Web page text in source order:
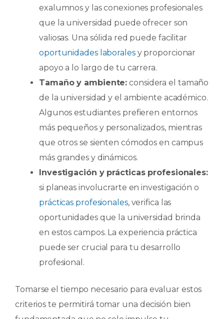
exalumnos y las conexiones profesionales
que la universidad puede ofrecer son
valiosas. Una sólida red puede facilitar
oportunidades laboralesy proporcionar
apoyo a lo largo de tu carrera.
Tamaño y ambiente: considera el tamaño
de la universidad y el ambiente académico.
Algunos estudiantes prefieren entornos
más pequeños y personalizados, mientras
que otros se sienten cómodos en campus
más grandes y dinámicos.
Investigación y prácticas profesionales:
si planeas involucrarte en investigación o
prácticas profesionales, verifica las
oportunidades que la universidad brinda
en estos campos. La experiencia práctica
puede ser crucial para tu desarrollo
profesional.
Tomarse el tiempo necesario para evaluar estos
criterios te permitirá tomar una decisión bien